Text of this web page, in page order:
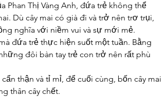
Phan Thị Vàng Anh, đứa trẻ không thể
Dù cây mai có già đi và trở nên trơ trụi,
nghĩa với niềm vui và sự mới mẻ.
đứa trẻ thực hiện suốt một tuần. Bằng
đôi bàn tay trẻ con trở nên rất phù
thận và tỉ mỉ, để cuối cùng, bốn cây mai
thân cây chết.